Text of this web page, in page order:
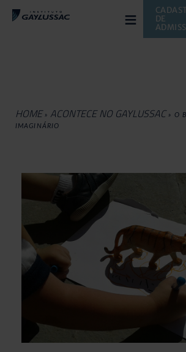
≡
DE
HOME » ACONTECE NO GAYLUSSAC » O
IMAGINÁRIO